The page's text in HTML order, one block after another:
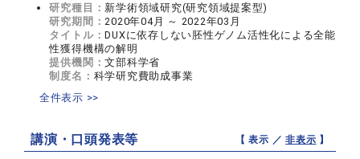
研究種目： 新学術領域研究(研究領域提案型)
研究期間： 2020年04月 ～ 2022年03月
タイトル：DUXに依存しない胚性ゲノム活性化による全能
性獲得機構の解明
提供機関：文部科学省
制度名： 科学研究費助成事業
全件表示 >>
講演・口頭発表等 【 表示 ／非表示 】